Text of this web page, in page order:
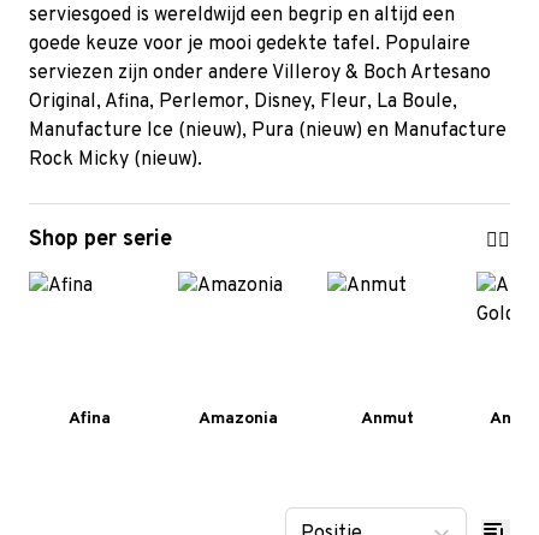
serviesgoed is wereldwijd een begrip en altijd een
goede keuze voor je mooi gedekte tafel. Populaire
serviezen zijn onder andere Villeroy & Boch Artesano
Original, Afina, Perlemor, Disney, Fleur, La Boule,
Manufacture Ice (nieuw), Pura (nieuw) en Manufacture
Rock Micky (nieuw).
Shop per serie
Afina Amazonia Anmut